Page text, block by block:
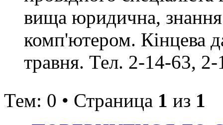
вища юридична,
комп'ютером. Кінцева
травня. Тел. 2-14-63,
Тем: 0 • Страница 1 из 1